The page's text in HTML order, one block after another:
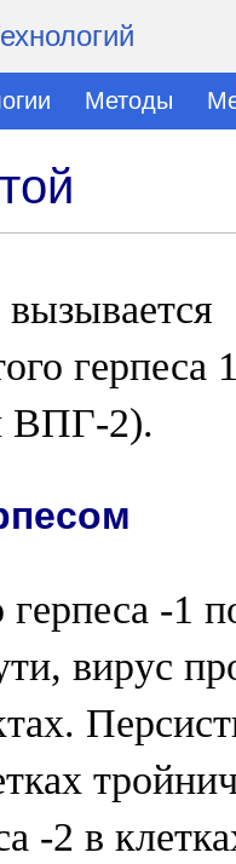
Методы
герпеса
ВПГ-2).
-1
вирус
-2 в